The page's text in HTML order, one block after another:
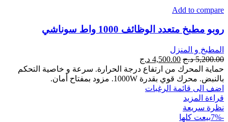
Add to compare
روبو مطبخ متعدد الوظائف 1000 واط سوناشي
المطبخ و المنزل
5,200.00 د.ج السعر
الأصلي
هو:
5,200.00 د.ج.
4,500.00 د.ج
الحالي
هو:
حماية المحرك من ارتفاع درجة الحرارة. سرعة و خاصية التحكم
بالنبض. محرك قوي بقدرة 1000W. مزود بمفتاح أمان.
اضف الى قائمة الرغبات
قراءة المزيد
نظرة سريعة
-7%
بيعت كلها